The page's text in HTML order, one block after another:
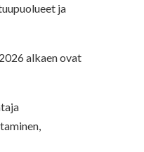
ja
alkaen ovat